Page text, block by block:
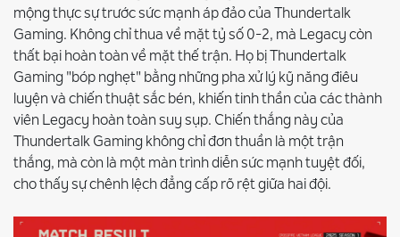
mộng thực sự trước sức mạnh áp đảo của Thundertalk
Gaming. Không chỉ thua về mặt tỷ số 0-2, mà Legacy còn
thất bại hoàn toàn về mặt thế trận. Họ bị Thundertalk
Gaming "bóp nghẹt" bằng những pha xử lý kỹ năng điêu
luyện và chiến thuật sắc bén, khiến tinh thần của các thành
viên Legacy hoàn toàn suy sụp. Chiến thắng này của
Thundertalk Gaming không chỉ đơn thuần là một trận
thắng, mà còn là một màn trình diễn sức mạnh tuyệt đối,
cho thấy sự chênh lệch đẳng cấp rõ rệt giữa hai đội.